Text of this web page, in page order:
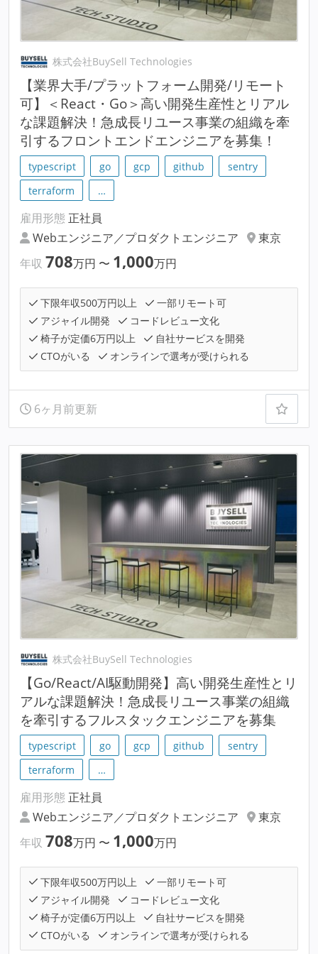
株式会社BuySell Technologies
【業界大手/プラットフォーム開発/リモート
可】＜React・Go＞高い開発生産性とリアル
な課題解決！急成長リユース事業の組織を牽
引するフロントエンドエンジニアを募集！
typescript go gcp github
sentry
terraform
…
雇用形態 正社員
Webエンジニア／プロダクトエンジニア
東京
年収 708万円 〜 1,000万円
下限年収500万円以上
一部リモート可
アジャイル開発
コードレビュー文化
椅子が定価6万円以上
自社サービスを開発
CTOがいる
オンラインで選考が受けられる
6ヶ月前更新
株式会社BuySell Technologies
【Go/React/AI駆動開発】高い開発生産性とリ
アルな課題解決！急成長リユース事業の組織
を牽引するフルスタックエンジニアを募集
typescript go gcp github
sentry
terraform
…
雇用形態 正社員
Webエンジニア／プロダクトエンジニア
東京
年収 708万円 〜 1,000万円
下限年収500万円以上
一部リモート可
アジャイル開発
コードレビュー文化
椅子が定価6万円以上
自社サービスを開発
CTOがいる
オンラインで選考が受けられる